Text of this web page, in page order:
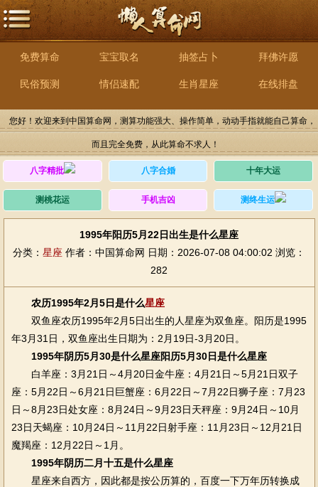
免费算命 宝宝取名 抽签占卜 拜佛许愿
民俗预测 情侣速配 生肖星座 在线排盘
您好！欢迎来到中国算命网，测算功能强大、操作简单，动动手指就能自己算命，
而且完全免费，从此算命不求人！
八字精批 八字合婚 十年大运
测桃花运 手机吉凶 测终生运
1995年阳历5月22日出生是什么星座
分类： 星座 作者：中国算命网 日期：2026-07-08 04:00:02 浏览：
282
农历1995年2月5日是什么星座
双鱼座农历1995年2月5日出生的人星座为双鱼座。阳历是1995
年3月31日，双鱼座出生日期为：2月19日-3月20日。
1995年阴历5月30是什么星座阳历5月30日是什么星座
白羊座：3月21日～4月20日金牛座：4月21日～5月21日双子
座：5月22日～6月21日巨蟹座：6月22日～7月22日狮子座：7月23
日～8月23日处女座：8月24日～9月23日天秤座：9月24日～10月
23日天蝎座：10月24日～11月22日射手座：11月23日～12月21日
魔羯座：12月22日～1月。
1995年阴历二月十五是什么星座
星座来自西方，因此都是按公历算的，百度一下万年历转换成